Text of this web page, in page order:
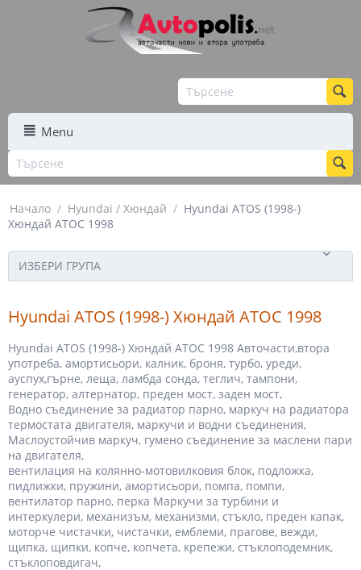
Menu
Начало / Hyundai / Хюндай / Hyundai ATOS (1998-)
Хюндай АТОС 1998
ИЗБЕРИ ГРУПА
Hyundai ATOS (1998-) Хюндай АТОС 1998
Hyundai ATOS (1998-) Хюндай АТОС 1998 Авточасти,втора
употреба, амортисьори, калник, броня, турбо, уреди,
ауспух,гърне, леща, ламбда сонда, теглич, тампони,
генератор, алтернатор, преден мост, заден мост,
Водно съединение за радиатор парно, маркуч на радиатора
термостата двигателя, маркучи и водни съединения,
Маслоустойчив маркуч, гумено съединение за маслени пари
на двигателя,
вентилация на колянно-мотовилковия блок, подложка,
пидлижки, пружини, амортисьори, помпа, помпи,
вентилатор парно, перка Маркучи за турбини и
интеркулери, механизъм, механизми, стъкло, преден капак,
моторче чистачки, чистачки, емблеми, прагове, вежди,
щипка, щипки, копче, копчета, крепежи, стъклоподемник,
стъклоповдигач,